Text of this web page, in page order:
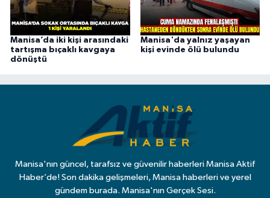
Manisa’da iki kişi arasındaki
tartışma bıçaklı kavgaya
dönüştü
Manisa'da yalnız yaşayan
kişi evinde ölü bulundu
Manisa'nın güncel, tarafsız ve güvenilir haberleri Manisa Aktif
Haber’de! Son dakika gelişmeleri, Manisa haberleri ve yerel
gündem burada. Manisa'nın Gerçek Sesi.